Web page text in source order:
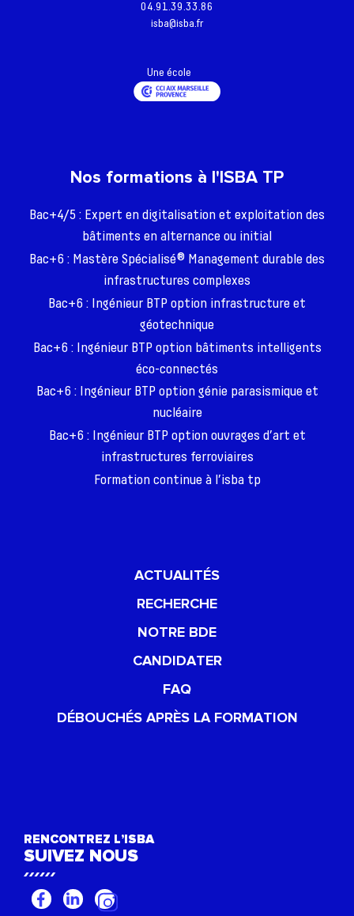
04.91.39.33.86
isba@isba.fr
Une école
Nos formations à l'ISBA TP
Bac+4/5 : Expert en digitalisation et exploitation des
bâtiments en alternance ou initial
Bac+6 : Mastère Spécialisé® Management durable des
infrastructures complexes
Bac+6 : Ingénieur BTP option infrastructure et
géotechnique
Bac+6 : Ingénieur BTP option bâtiments intelligents
éco-connectés
Bac+6 : Ingénieur BTP option génie parasismique et
nucléaire
Bac+6 : Ingénieur BTP option ouvrages d’art et
infrastructures ferroviaires
Formation continue à l’isba tp
ACTUALITÉS
RECHERCHE
NOTRE BDE
CANDIDATER
FAQ
DÉBOUCHÉS APRÈS LA FORMATION
RENCONTREZ L’ISBA
SUIVEZ NOUS